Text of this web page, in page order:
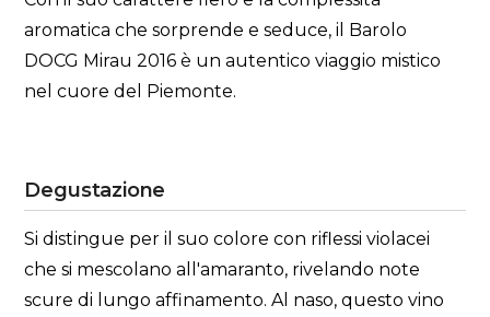
aromatica che sorprende e seduce, il Barolo
DOCG Mirau 2016 è un autentico viaggio mistico
nel cuore del Piemonte.
Degustazione
Si distingue per il suo colore con riflessi violacei
che si mescolano all'amaranto, rivelando note
scure di lungo affinamento. Al naso, questo vino